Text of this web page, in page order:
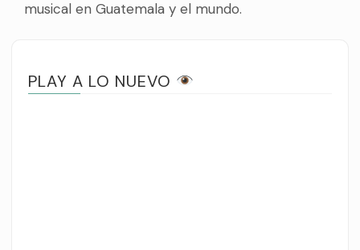
musical en Guatemala y el mundo.
PLAY A LO NUEVO